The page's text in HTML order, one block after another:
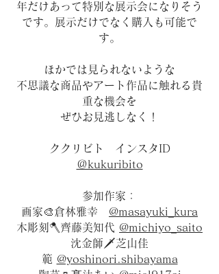
年だけあって特別な展示会になりそう
です。展示だけでなく購入も可能で
す。
ほかでは見られないような
不思議な商品やアート作品に触れる貴
重な機会を
ぜひお見逃しなく！
ククリビト インスタID
＠kukuribito
参加作家：
画家🎨倉林雅幸 @masayuki_kura
木彫刻🪓齊藤美知代 @michiyo_saito
沈金師🗡️芝山佳
範 @yoshinori.shibayama